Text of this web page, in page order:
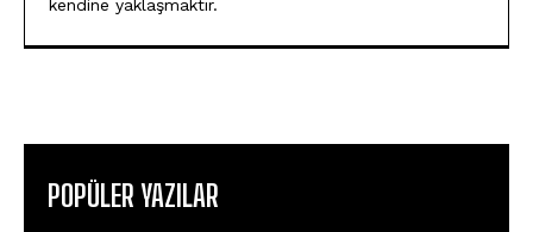
kendine yaklaşmaktır.
POPÜLER YAZILAR